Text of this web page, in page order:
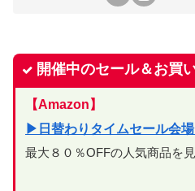
開催中のセール＆お買
【Amazon】
▶日替わりタイムセール会
最大８０％OFFの人気商品を